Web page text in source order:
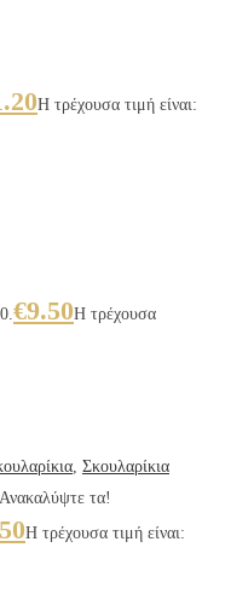
Η τρέχουσα τιμή είναι:
€9.50Η τρέχουσα
, Σκουλαρίκια
τα!
Η τρέχουσα τιμή είναι: